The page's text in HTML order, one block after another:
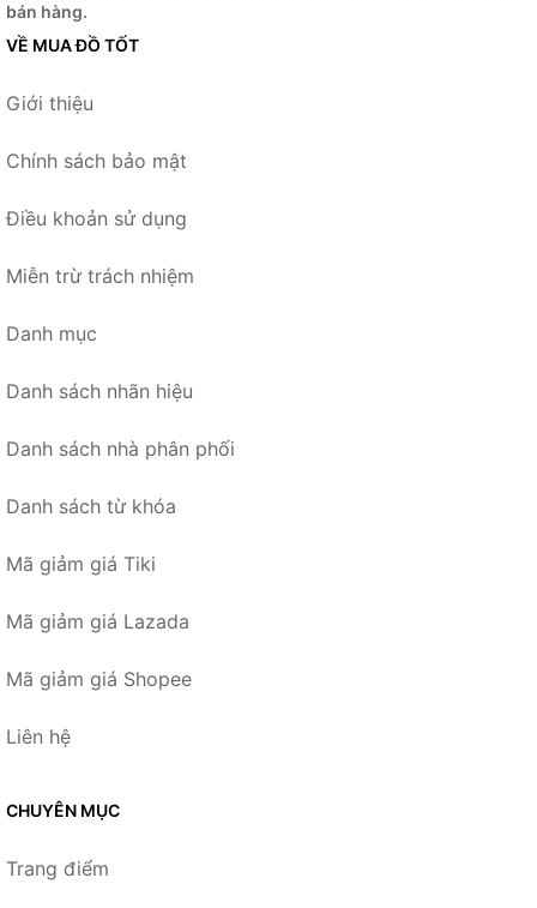
bán hàng.
VỀ MUA ĐỒ TỐT
Giới thiệu
Chính sách bảo mật
Điều khoản sử dụng
Miễn trừ trách nhiệm
Danh mục
Danh sách nhãn hiệu
Danh sách nhà phân phối
Danh sách từ khóa
Mã giảm giá Tiki
Mã giảm giá Lazada
Mã giảm giá Shopee
Liên hệ
CHUYÊN MỤC
Trang điểm